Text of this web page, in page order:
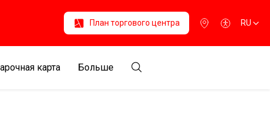
План торгового центра RU
карта Больше